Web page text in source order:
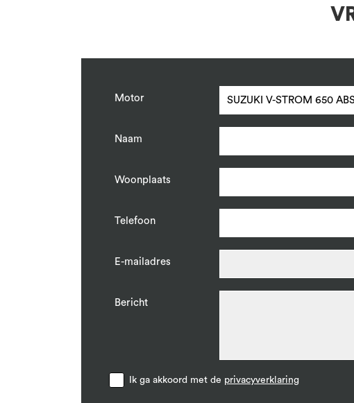
Motor
Naam
Woonplaats
Telefoon
E-mailadres
Bericht
Ik ga akkoord met de privacyverklaring